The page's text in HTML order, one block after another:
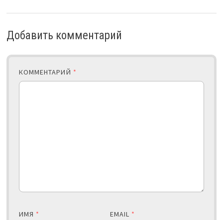
Добавить комментарий
КОММЕНТАРИЙ *
ИМЯ * EMAIL *